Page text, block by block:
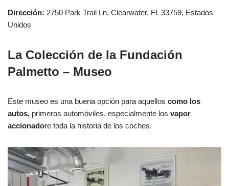
Dirección: 2750 Park Trail Ln, Clearwater, FL 33759, Estados
Unidos
La Colección de la Fundación
Palmetto – Museo
Este museo es una buena opción para aquellos como los
autos, primeros automóviles, especialmente los vapor
accionadore toda la historia de los coches.